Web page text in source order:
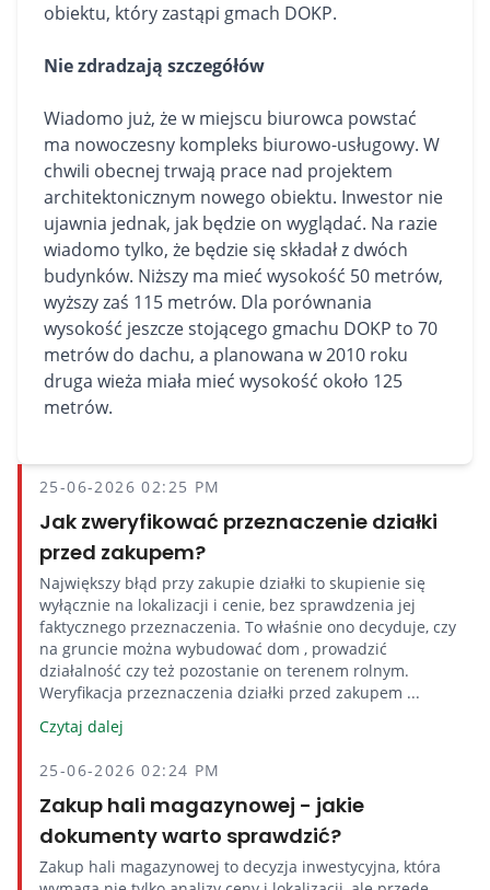
obiektu, który zastąpi gmach DOKP.
Nie zdradzają szczegółów
Wiadomo już, że w miejscu biurowca powstać
ma nowoczesny kompleks biurowo-usługowy. W
chwili obecnej trwają prace nad projektem
architektonicznym nowego obiektu. Inwestor nie
ujawnia jednak, jak będzie on wyglądać. Na razie
wiadomo tylko, że będzie się składał z dwóch
budynków. Niższy ma mieć wysokość 50 metrów,
wyższy zaś 115 metrów. Dla porównania
wysokość jeszcze stojącego gmachu DOKP to 70
metrów do dachu, a planowana w 2010 roku
druga wieża miała mieć wysokość około 125
metrów.
25-06-2026 02:25 PM
Jak zweryfikować przeznaczenie działki
przed zakupem?
Największy błąd przy zakupie działki to skupienie się
wyłącznie na lokalizacji i cenie, bez sprawdzenia jej
faktycznego przeznaczenia. To właśnie ono decyduje, czy
na gruncie można wybudować dom , prowadzić
działalność czy też pozostanie on terenem rolnym.
Weryfikacja przeznaczenia działki przed zakupem ...
Czytaj dalej
25-06-2026 02:24 PM
Zakup hali magazynowej - jakie
dokumenty warto sprawdzić?
Zakup hali magazynowej to decyzja inwestycyjna, która